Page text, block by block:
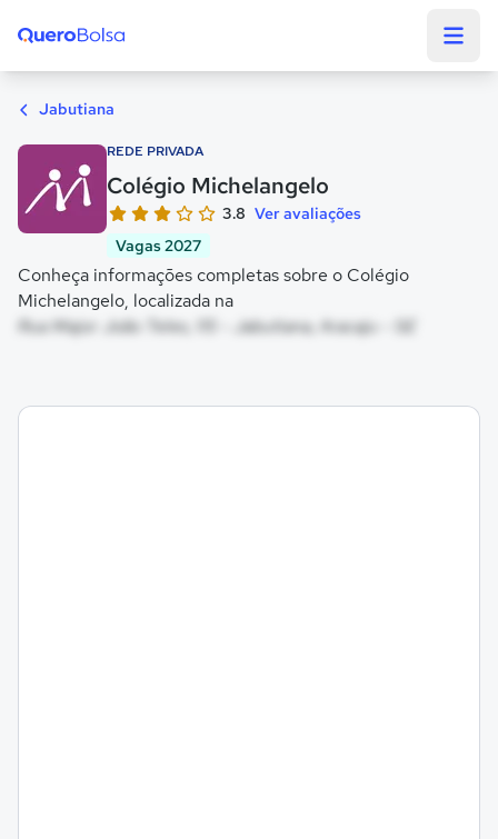
Jabutiana
REDE PRIVADA
Colégio Michelangelo
3.8 Ver avaliações
Vagas 2027
Conheça informações completas sobre o Colégio
Michelangelo, localizada na
Rua Major João Teles, 115 - Jabutiana, Aracaju - SE